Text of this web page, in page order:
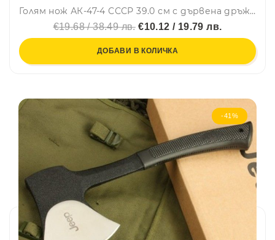
Голям нож АК-47-4 СССР 39.0 см с дървена дръжка и калъф
€19.68 / 38.49 лв.€10.12 / 19.79 лв.
ДОБАВИ В КОЛИЧКА
-41%